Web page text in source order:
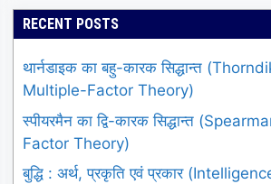
RECENT POSTS
थार्नडाइक का बहु-कारक सिद्धान्त
Multiple-Factor Theory)
स्पीयरमैन का द्वि-कारक सिद्धान्त
Factor Theory)
बुद्धि : अर्थ, प्रकृति एवं प्रकार